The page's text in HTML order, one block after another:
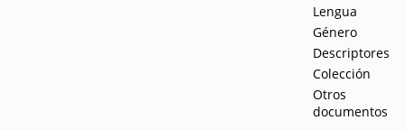
Lengua
Género
Descriptores
Colección
Otros
documentos